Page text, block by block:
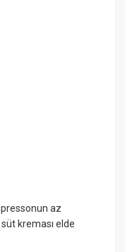
az
kreması elde